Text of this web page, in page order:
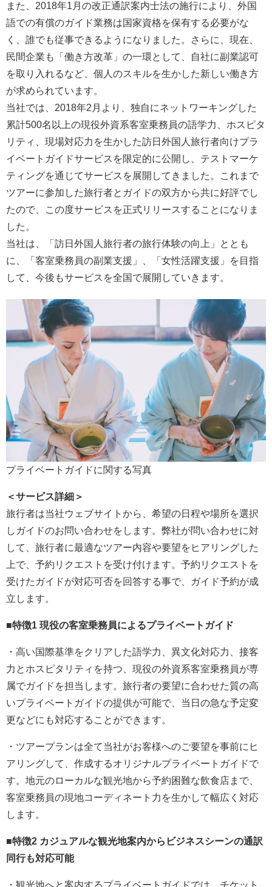
また、2018年1月の改正通訳案内士法の施行により、外国
語での有償のガイド業務は国家資格を保有する必要がな
く、誰でも従事できるようになりました。さらに、現在、
民間企業も「働き方改革」の一環として、自社に副業認可
を取り入れるなど、個人のスキルを生かした新しい働き方
が求められています。
当社では、2018年2月より、独自にネットワーキングした
累計500名以上の現役外資系客室乗務員の語学力、ホスピタ
リティ、現場対応力を生かした訪日外国人旅行者向けプラ
イベートガイドサービスを限定的に公開し、テストマーケ
ティングを通じてサービスを展開してきました。これまで
ツアーに参加した旅行者とガイドの双方から共に好評でし
たので、この度サービスを正式リリースすることになりま
した。
当社は、「訪日外国人旅行者の旅行体験の向上」ととも
に、「客室乗務員の副業支援」、「女性活躍支援」を目指
して、今後もサービスを全国で展開していきます。
プライベートガイドに関する写真
＜サービス詳細 ＞
旅行者は当社ウェブサイトから、希望の日程や場所を選択
しガイドのお問い合わせをします。弊社が問い合わせに対
して、旅行者に最適なツアー内容や要望をヒアリングした
上で、予約リクエストを受け付けます。予約リクエストを
受けたガイドが対応可否を回答する事で、ガイド予約が成
立します。
■特徴1 現役の客室乗務員によるプライベートガイド
・高い国際基準をクリアした語学力、異文化対応力、接客
力とホスピタリティを持つ、現役の外資系客室乗務員が専
属でガイドを担当します。旅行者の要望に合わせた質の高
いプライベートガイドの提供が可能で、当日の急な予定変
更などにも対応することができます。
・ツアープランは全て当社がお客様へのご要望を事前にヒ
アリングして、作成するオリジナルプライベートガイドで
す。地元のローカルな観光地から予約困難な飲食店まで、
客室乗務員の現地コーディネート力を生かして幅広く対応
します。
■特徴2 カジュアルな観光地案内からビジネスシーンの通訳
同行も対応可能
・観光地へと案内するプライベートガイドでは、チケット